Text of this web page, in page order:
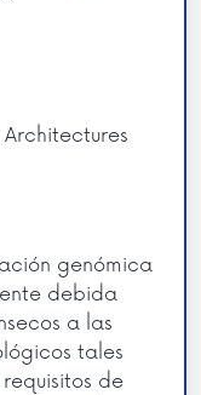
genómica
debida
a las
tales
de